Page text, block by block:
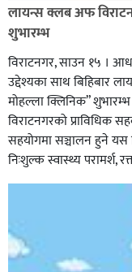
लायन्स क्लब अफ
शुभारम्भ
विराटनगर, साउन १५ ।
उद्देश्यका साथ बिहिबार
मोहल्ला क्लिनिक”
विराटनगरको प्राविधिक
सहयोगमा सञ्चालन हुने यस
निःशुल्क स्वास्थ्य